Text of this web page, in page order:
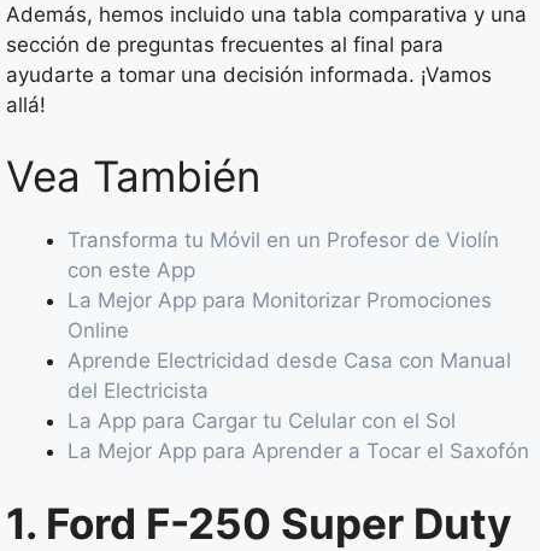
Además, hemos incluido una tabla comparativa y una
sección de preguntas frecuentes al final para
ayudarte a tomar una decisión informada. ¡Vamos
allá!
Vea También
Transforma tu Móvil en un Profesor de Violín
con este App
La Mejor App para Monitorizar Promociones
Online
Aprende Electricidad desde Casa con Manual
del Electricista
La App para Cargar tu Celular con el Sol
La Mejor App para Aprender a Tocar el Saxofón
1. Ford F-250 Super Duty